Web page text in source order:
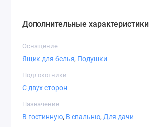
Дополнительные характеристики
Оснащение
Ящик для белья, Подушки
Подлокотники
С двух сторон
Назначение
В гостинную, В спальню, Для дачи